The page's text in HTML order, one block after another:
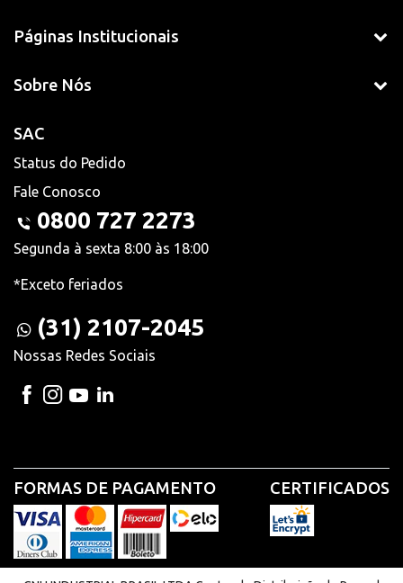
Páginas Institucionais
Sobre Nós
SAC
Status do Pedido
Fale Conosco
0800 727 2273
Segunda à sexta 8:00 às 18:00
*Exceto feriados
(31) 2107-2045
Nossas Redes Sociais
FORMAS DE PAGAMENTO CERTIFICADOS